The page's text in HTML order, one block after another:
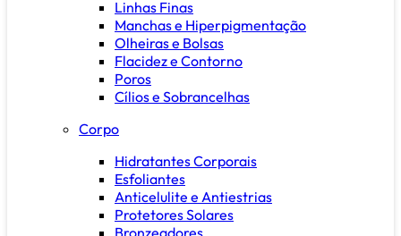
Linhas Finas
Manchas e Hiperpigmentação
Olheiras e Bolsas
Flacidez e Contorno
Poros
Cílios e Sobrancelhas
Corpo
Hidratantes Corporais
Esfoliantes
Anticelulite e Antiestrias
Protetores Solares
Bronzeadores